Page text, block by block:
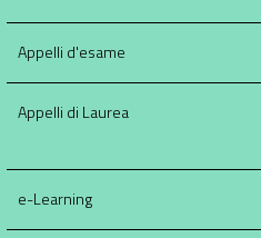
Appelli d'esame
Appelli di Laurea
e-Learning